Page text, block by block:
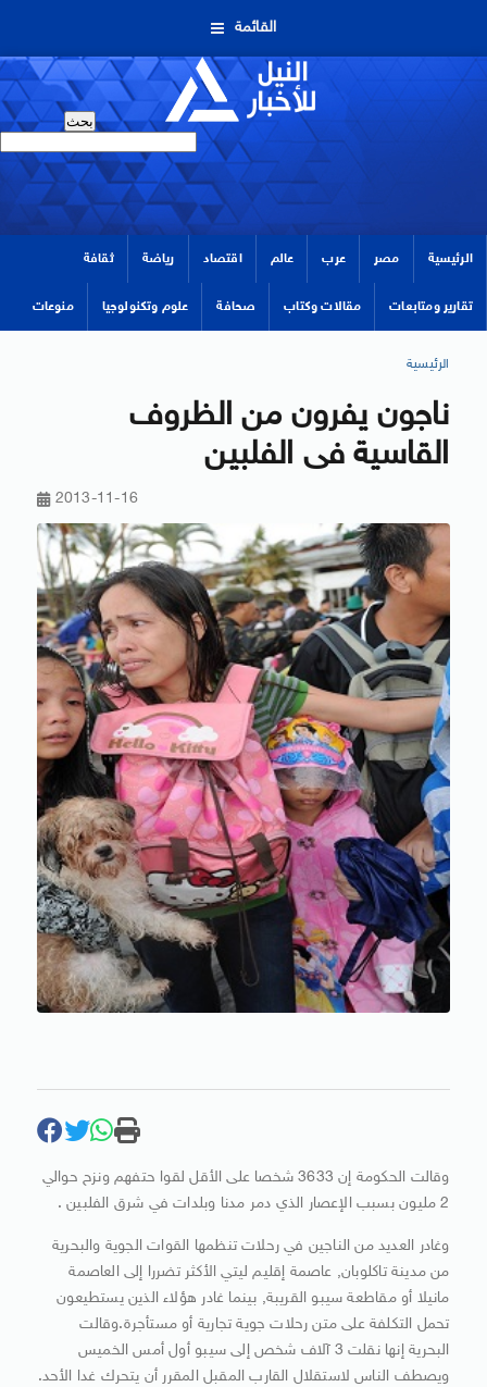
القائمة
الرئيسية مصر عرب عالم اقتصاد رياضة ثقافة
تقارير ومتابعات مقالات وكتاب صحافة علوم وتكنولوجيا منوعات
الرئيسية
ناجون يفرون من الظروف
القاسية فى الفلبين
2013-11-16
وقالت الحكومة إن 3633 شخصا على الأقل لقوا حتفهم ونزح حوالي
2 مليون بسبب الإعصار الذي دمر مدنا وبلدات في شرق الفلبين .
وغادر العديد من الناجين في رحلات تنظمها القوات الجوية والبحرية
من مدينة تاكلوبان, عاصمة إقليم ليتي الأكثر تضررا إلى العاصمة
مانيلا أو مقاطعة سيبو القريبة, بينما غادر هؤلاء الذين يستطيعون
تحمل التكلفة على متن رحلات جوية تجارية أو مستأجرة.وقالت
البحرية إنها نقلت 3 آلاف شخص إلى سيبو أول أمس الخميس
ويصطف الناس لاستقلال القارب المقبل المقرر أن يتحرك غدا الأحد.